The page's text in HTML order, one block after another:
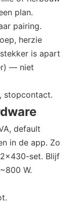
plan.
pairing.
herzie
is apart
— niet
stopcontact.
default
in de app. Zo
set. Blijf
W.